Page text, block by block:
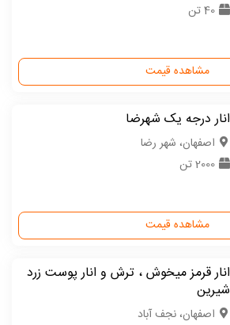
40 تن
مشاهده قیمت
انار درجه یک شهرضا
اصفهان، شهر رضا
2000 تن
مشاهده قیمت
انار قرمز میخوش ، ترش و انار پوست زرد
شیرین
اصفهان، نجف آباد